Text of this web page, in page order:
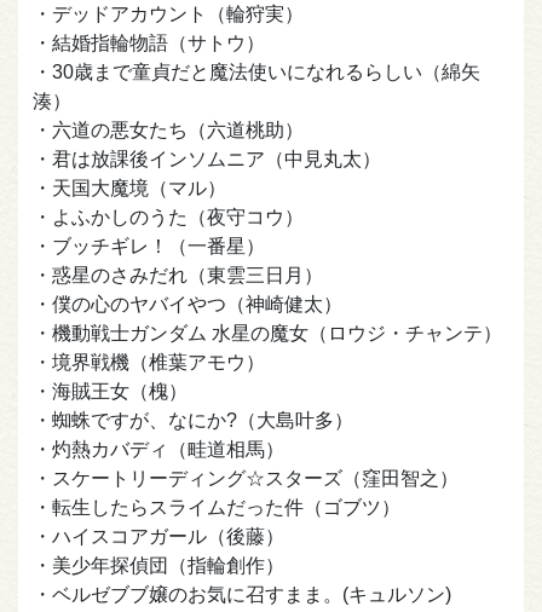
・デッドアカウント（輪狩実）
・結婚指輪物語（サトウ）
・30歳まで童貞だと魔法使いになれるらしい（綿矢
湊）
・六道の悪女たち（六道桃助）
・君は放課後インソムニア（中見丸太）
・天国大魔境（マル）
・よふかしのうた（夜守コウ）
・ブッチギレ！（一番星）
・惑星のさみだれ（東雲三日月）
・僕の心のヤバイやつ（神崎健太）
・機動戦士ガンダム 水星の魔女（ロウジ・チャンテ）
・境界戦機（椎葉アモウ）
・海賊王女（槐）
・蜘蛛ですが、なにか?（大島叶多）
・灼熱カバディ（畦道相馬）
・スケートリーディング☆スターズ（窪田智之）
・転生したらスライムだった件（ゴブツ）
・ハイスコアガール（後藤）
・美少年探偵団（指輪創作）
・ベルゼブブ嬢のお気に召すまま。(キュルソン)